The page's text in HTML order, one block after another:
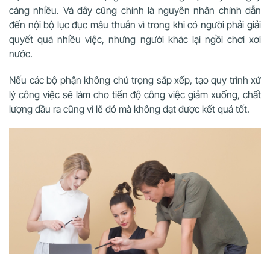
càng nhiều. Và đây cũng chính là nguyên nhân chính dẫn
đến nội bộ lục đục mâu thuẫn vì trong khi có người phải giải
quyết quá nhiều việc, nhưng người khác lại ngồi chơi xơi
nước.
Nếu các bộ phận không chú trọng sắp xếp, tạo quy trình xử
lý công việc sẽ làm cho tiến độ công việc giảm xuống, chất
lượng đầu ra cũng vì lẽ đó mà không đạt được kết quả tốt.